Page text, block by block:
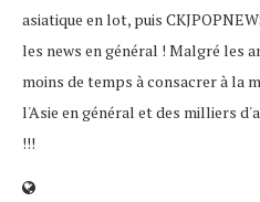
asiatique en lot, puis
les news en général ! Malgré les
moins de temps à consacrer à la
l'Asie en général et des milliers
!!!